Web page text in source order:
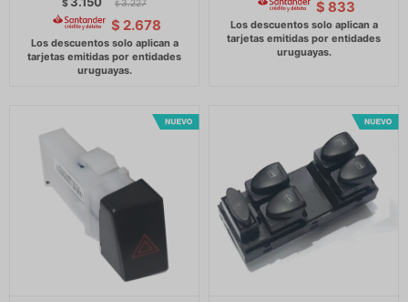
$ $ 3.227
$ 2.678
$ 833